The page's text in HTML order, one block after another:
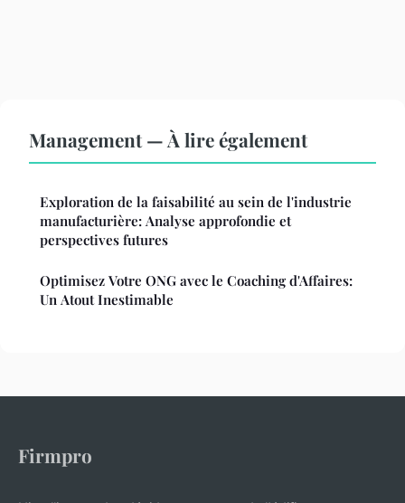
Management — À lire également
Exploration de la faisabilité au sein de l'industrie
manufacturière: Analyse approfondie et
perspectives futures
Optimisez Votre ONG avec le Coaching d'Affaires:
Un Atout Inestimable
Firmpro